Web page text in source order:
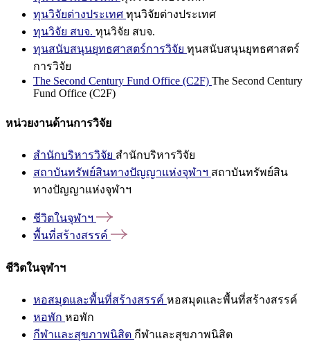
ทุนวิจัยต่างประเทศ ทุนวิจัยต่างประเทศ
ทุนวิจัย สบจ. ทุนวิจัย สบจ.
ทุนสนับสนุนยุทธศาสตร์การวิจัย ทุนสนับสนุนยุทธศาสตร์
การวิจัย
The Second Century Fund Office (C2F) The Second Century
Fund Office (C2F)
หน่วยงานด้านการวิจัย
สำนักบริหารวิจัย สำนักบริหารวิจัย
สถาบันทรัพย์สินทางปัญญาแห่งจุฬาฯ สถาบันทรัพย์สิน
ทางปัญญาแห่งจุฬาฯ
ชีวิตในจุฬาฯ
พื้นที่สร้างสรรค์
ชีวิตในจุฬาฯ
หอสมุดและพื้นที่สร้างสรรค์ หอสมุดและพื้นที่สร้างสรรค์
หอพัก หอพัก
กีฬาและสุขภาพนิสิต กีฬาและสุขภาพนิสิต